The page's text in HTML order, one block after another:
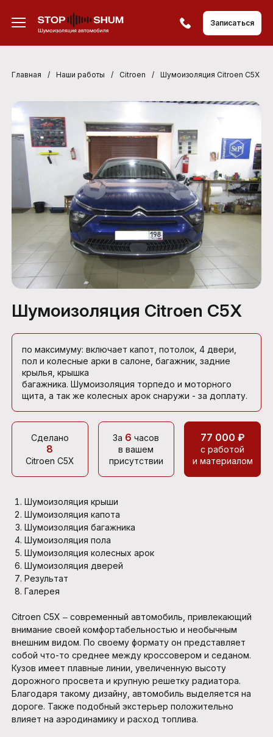
Записаться
Главная / Наши работы / Citroen / Шумоизоляция Citroen C5X
Шумоизоляция Citroen C5X
по максимуму: включает капот, потолок, 4 двери,
пол и колесные арки в салоне, багажник, задние
крылья, крышка
багажника. Шумоизоляция торпедо и моторного
щита, а так же колесных арок снаружи - за доплату.
Сделано
8
Citroen C5X
За 6 часов
в вашем
присутствии
77 000 ₽
с работой
и материалом
Шумоизоляция крыши
Шумоизоляция капота
Шумоизоляция багажника
Шумоизоляция пола
Шумоизоляция колесных арок
Шумоизоляция дверей
Результат
Галерея
Citroen C5X ‒ современный автомобиль, привлекающий
внимание своей комфортабельностью и необычным
внешним видом. По своему формату он представляет
собой что-то среднее между кроссовером и седаном.
Кузов имеет плавные линии, увеличенную высоту
дорожного просвета и крупную решетку радиатора.
Благодаря такому дизайну, автомобиль выделяется на
дороге. Также подобный экстерьер положительно
влияет на аэродинамику и расход топлива.